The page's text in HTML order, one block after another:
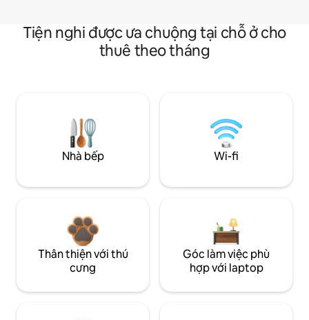
Tiện nghi được ưa chuộng tại chỗ ở cho
thuê theo tháng
Nhà bếp Wi-fi
Thân thiện với thú
cưng
Góc làm việc phù
hợp với laptop